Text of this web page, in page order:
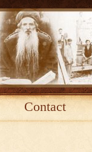
Contact